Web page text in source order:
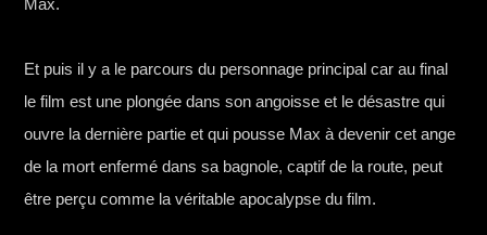
Max.
Et puis il y a le parcours du personnage principal car au final
le film est une plongée dans son angoisse et le désastre qui
ouvre la dernière partie et qui pousse Max à devenir cet ange
de la mort enfermé dans sa bagnole, captif de la route, peut
être perçu comme la véritable apocalypse du film.